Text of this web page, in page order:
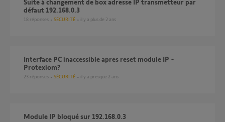
suite à changement de box adresse IP transmetteur par
défaut 192.168.0.3
18 réponses SÉCURITÉ il y a plus de 2 ans
interface PC inaccessible apres reset module IP -
Protexiom?
23 réponses SÉCURITÉ il y a presque 2 ans
module IP bloqué sur 192.168.0.3